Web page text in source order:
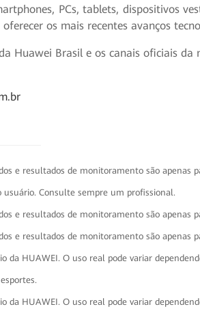
PCs, tablets, dispositivos
os mais recentes avanços
Huawei Brasil e os canais oficiais da
e resultados de monitoramento são apenas
usuário. Consulte sempre um profissional.
e resultados de monitoramento são apenas
e resultados de monitoramento são apenas
da HUAWEI. O uso real pode variar
da HUAWEI. O uso real pode variar